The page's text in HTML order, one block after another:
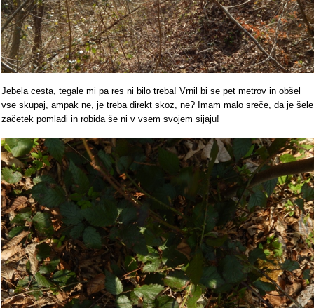
Jebela cesta, tegale mi pa res ni bilo treba! Vrnil bi se pet metrov in obšel
vse skupaj, ampak ne, je treba direkt skoz, ne? Imam malo sreče, da je šele
začetek pomladi in robida še ni v vsem svojem sijaju!